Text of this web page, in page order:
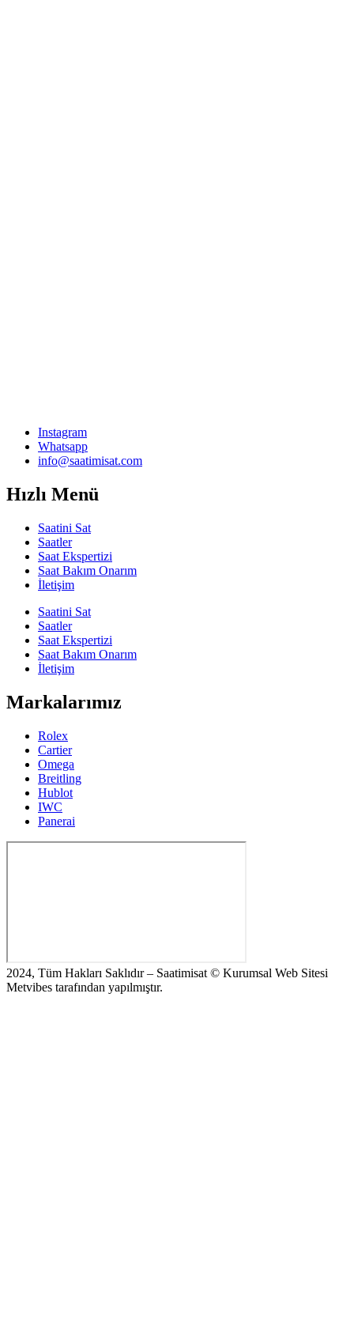
Instagram
Whatsapp
info@saatimisat.com
Hızlı Menü
Saatini Sat
Saatler
Saat Ekspertizi
Saat Bakım Onarım
İletişim
Saatini Sat
Saatler
Saat Ekspertizi
Saat Bakım Onarım
İletişim
Markalarımız
Rolex
Cartier
Omega
Breitling
Hublot
IWC
Panerai
2024, Tüm Hakları Saklıdır – Saatimisat © Kurumsal Web Sitesi
Metvibes tarafından yapılmıştır.